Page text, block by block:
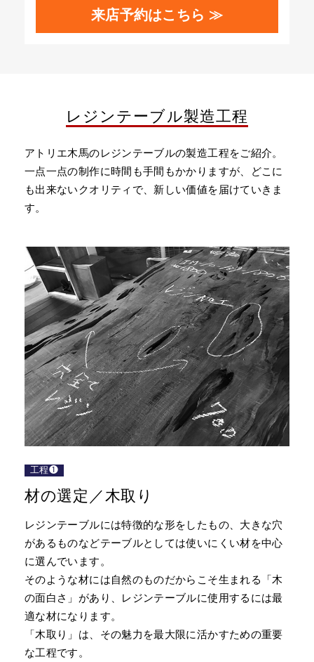
来店予約はこちら ≫
レジンテーブル製造工程
アトリエ木馬のレジンテーブルの製造工程をご紹介。
一点一点の制作に時間も手間もかかりますが、どこに
も出来ないクオリティで、新しい価値を届けていきま
す。
工程❶
材の選定／木取り
レジンテーブルには特徴的な形をしたもの、大きな穴
があるものなどテーブルとしては使いにくい材を中心
に選んでいます。
そのような材には自然のものだからこそ生まれる「木
の面白さ」があり、レジンテーブルに使用するには最
適な材になります。
「木取り」は、その魅力を最大限に活かすための重要
な工程です。